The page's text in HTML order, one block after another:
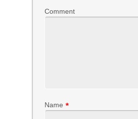
Comment
Name *